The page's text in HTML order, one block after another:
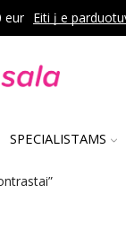
eur Eiti į e
SPECIALISTAMS